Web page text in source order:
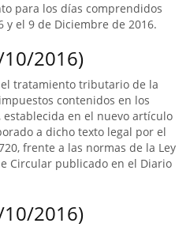
para los días comprendidos
y el 9 de Diciembre de 2016.
10/2016)
tratamiento tributario de la
contenidos en los
establecida en el nuevo artículo
a dicho texto legal por el
frente a las normas de la Ley
Circular publicado en el Diario
10/2016)